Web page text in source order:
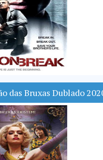
das Bruxas Dublado